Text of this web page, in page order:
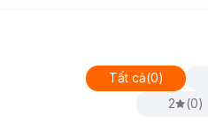
Tất cả(0)
2
(0)